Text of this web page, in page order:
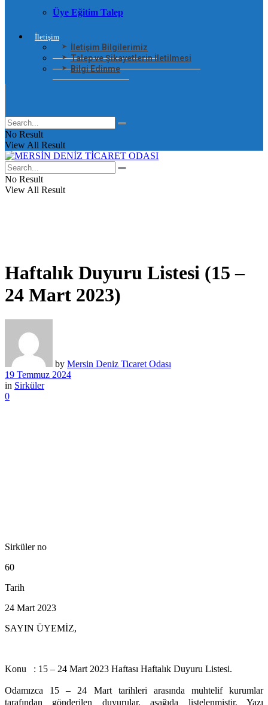
Üye Eğitim Talep
İletişim
İletişim Bilgilerimiz
Talep ve Şikayetlerin İletilmesi
Bilgi Edinme
No Result
View All Result
No Result
View All Result
Haftalık Duyuru Listesi (15 –
24 Mart 2023)
by Mersin Deniz Ticaret Odası
19 Temmuz 2024
in Sirküler
0
Sirküler no
60
Tarih
24 Mart 2023
SAYIN ÜYEMİZ,
Konu : 15 – 24 Mart 2023 Haftası Haftalık Duyuru Listesi.
Odamızca 15 – 24 Mart tarihleri arasında muhtelif kurumlar
tarafından gönderilen duyurular, aşağıda listelenmiştir. Yazı